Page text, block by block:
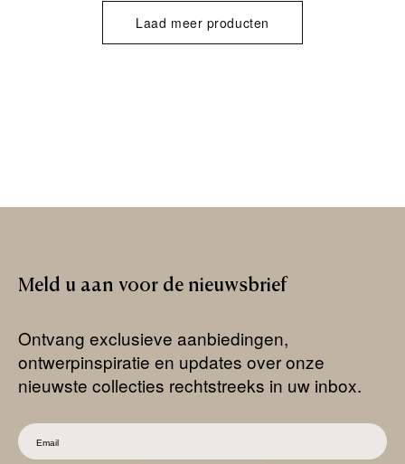
Laad meer producten
Meld u aan voor de nieuwsbrief
Ontvang exclusieve aanbiedingen,
ontwerpinspiratie en updates over onze
nieuwste collecties rechtstreeks in uw inbox.